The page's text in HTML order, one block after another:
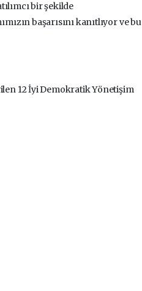
bir şekilde
başarısını kanıtlıyor ve bu
12 İyi Demokratik Yönetişim